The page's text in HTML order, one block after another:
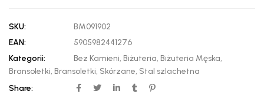
SKU:
BM091902
EAN:
5905982441276
Kategorii:
Bez Kamieni, Biżuteria, Biżuteria Męska,
Bransoletki, Bransoletki, Skórzane, Stal szlachetna
Share: